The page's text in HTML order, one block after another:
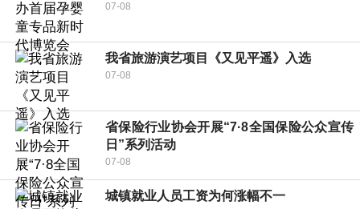
07-08
我省旅游演艺项目《又见平遥》入选
07-08
省保险行业协会开展“7·8全国保险公众宣传
日”系列活动
07-08
城镇就业人员工资为何涨幅不一